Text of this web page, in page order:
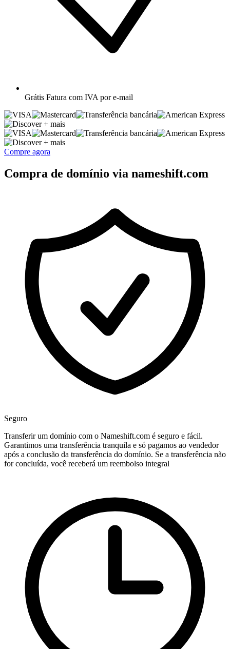
Grátis Fatura com IVA por e-mail
+ mais
+ mais
Compre agora
Compra de domínio via nameshift.com
Seguro
Transferir um domínio com o Nameshift.com é seguro e fácil.
Garantimos uma transferência tranquila e só pagamos ao vendedor
após a conclusão da transferência do domínio. Se a transferência não
for concluída, você receberá um reembolso integral